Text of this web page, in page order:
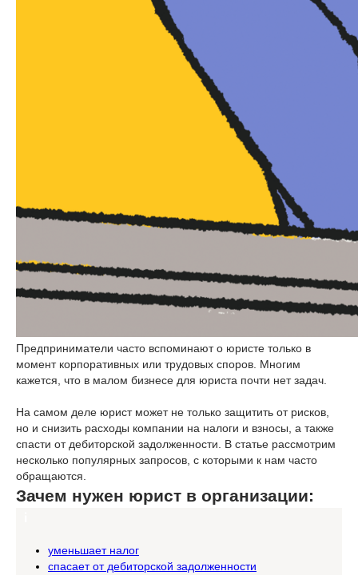
Предприниматели часто вспоминают о юристе только в
момент корпоративных или трудовых споров. Многим
кажется, что в малом бизнесе для юриста почти нет задач.
На самом деле юрист может не только защитить от рисков,
но и снизить расходы компании на налоги и взносы, а также
спасти от дебиторской задолженности. В статье рассмотрим
несколько популярных запросов, с которыми к нам часто
обращаются.
Зачем нужен юрист в организации:
уменьшает налог
спасает от дебиторской задолженности